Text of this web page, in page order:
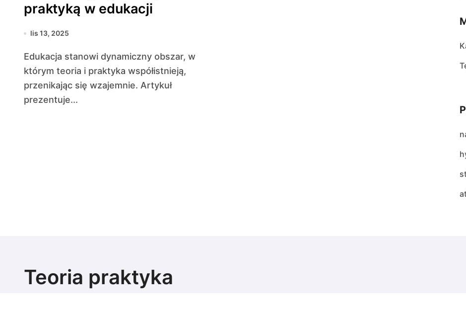
praktyką w edukacji
lis 13, 2025
Edukacja stanowi dynamiczny obszar, w
którym teoria i praktyka współistnieją,
przenikając się wzajemnie. Artykuł
prezentuje...
Teoria praktyka